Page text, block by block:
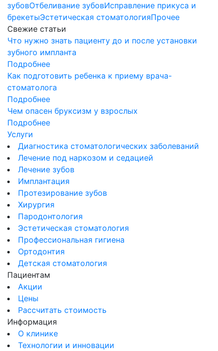
зубовОтбеливание зубовИсправление прикуса и
брекетыЭстетическая стоматологияПрочее
Свежие статьи
Что нужно знать пациенту до и после установки
зубного импланта
Подробнее
Как подготовить ребенка к приему врача-
стоматолога
Подробнее
Чем опасен бруксизм у взрослых
Подробнее
Услуги
Диагностика стоматологических заболеваний
Лечение под наркозом и седацией
Лечение зубов
Имплантация
Протезирование зубов
Хирургия
Пародонтология
Эстетическая стоматология
Профессиональная гигиена
Ортодонтия
Детская стоматология
Пациентам
Акции
Цены
Рассчитать стоимость
Информация
О клинике
Технологии и инновации